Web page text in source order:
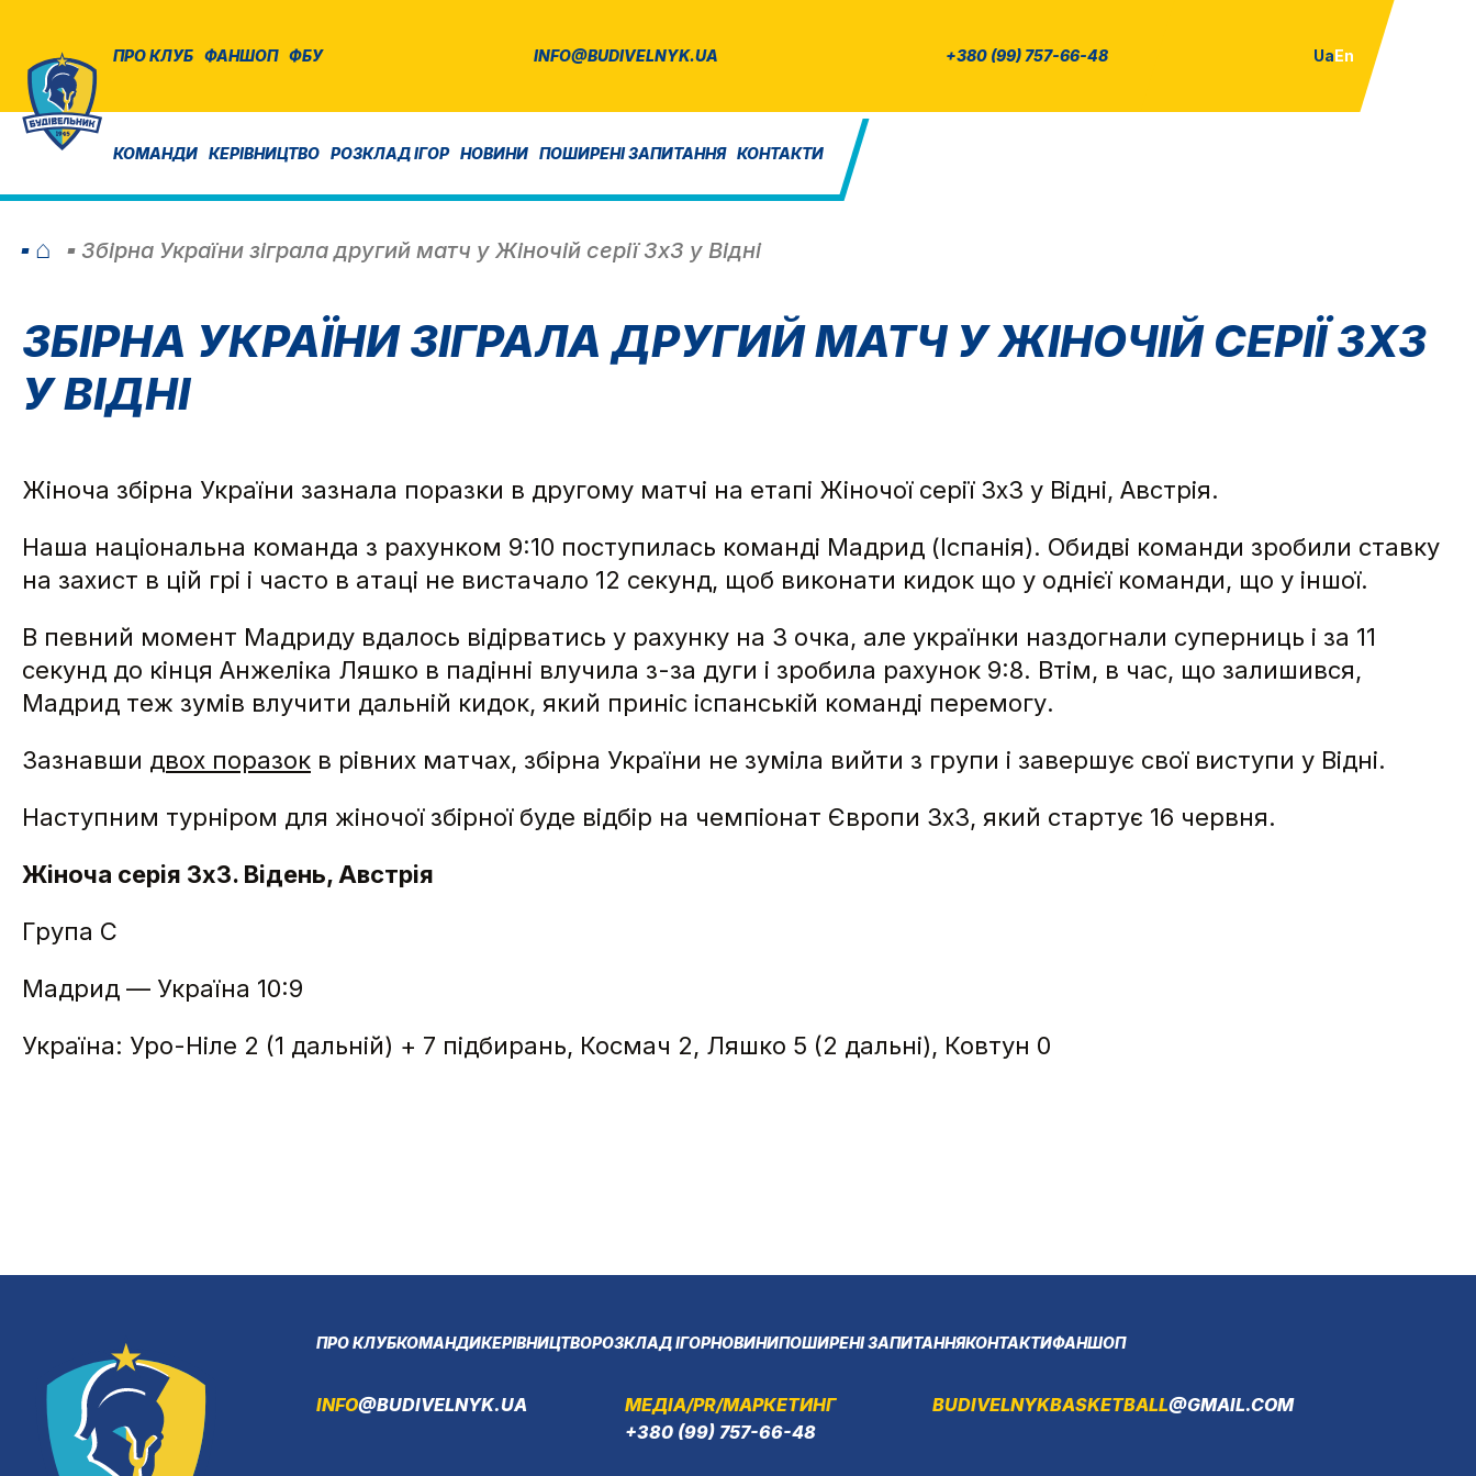
ПРО КЛУБ ФАНШОП ФБУ INFO@BUDIVELNYK.UA +380 (99) 757-66-48 UaEn
КОМАНДИ КЕРІВНИЦТВО РОЗКЛАД ІГОР НОВИНИ ПОШИРЕНІ ЗАПИТАННЯ КОНТАКТИ
⌂ Збірна України зіграла другий матч у Жіночій серії 3х3 у Відні
ЗБІРНА УКРАЇНИ ЗІГРАЛА ДРУГИЙ МАТЧ У ЖІНОЧІЙ СЕРІЇ 3Х3
У ВІДНІ
Жіноча збірна України зазнала поразки в другому матчі на етапі Жіночої серії 3х3 у Відні, Австрія.
Наша національна команда з рахунком 9:10 поступилась команді Мадрид (Іспанія). Обидві команди зробили ставку
на захист в цій грі і часто в атаці не вистачало 12 секунд, щоб виконати кидок що у однієї команди, що у іншої.
В певний момент Мадриду вдалось відірватись у рахунку на 3 очка, але українки наздогнали суперниць і за 11
секунд до кінця Анжеліка Ляшко в падінні влучила з-за дуги і зробила рахунок 9:8. Втім, в час, що залишився,
Мадрид теж зумів влучити дальній кидок, який приніс іспанській команді перемогу.
Зазнавши двох поразок в рівних матчах, збірна України не зуміла вийти з групи і завершує свої виступи у Відні.
Наступним турніром для жіночої збірної буде відбір на чемпіонат Європи 3х3, який стартує 16 червня.
Жіноча серія 3х3. Відень, Австрія
Група C
Мадрид — Україна 10:9
Україна: Уро-Ніле 2 (1 дальній) + 7 підбирань, Космач 2, Ляшко 5 (2 дальні), Ковтун 0
ПРО КЛУБКОМАНДИКЕРІВНИЦТВОРОЗКЛАД ІГОРНОВИНИПОШИРЕНІ ЗАПИТАННЯКОНТАКТИФАНШОП
INFO@BUDIVELNYK.UA
МЕДІА/PR/МАРКЕТИНГ
+380 (99) 757-66-48
BUDIVELNYKBASKETBALL@GMAIL.COM